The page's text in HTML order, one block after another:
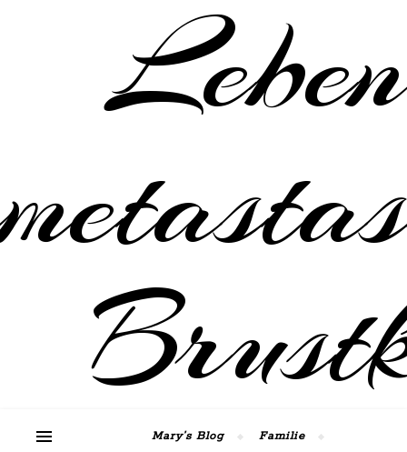
Mary’s Blog Familie